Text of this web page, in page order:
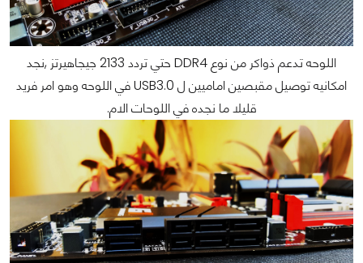
اللوحه تدعم ذواكر من نوع DDR4 حتي تردد 2133 جيجاهيرتز ,نجد
امكانيه توصيل مقبصين اماميين ل USB3.0 في اللوحه وهو امر فريد
قليلا ما نجده في اللوحات الام.